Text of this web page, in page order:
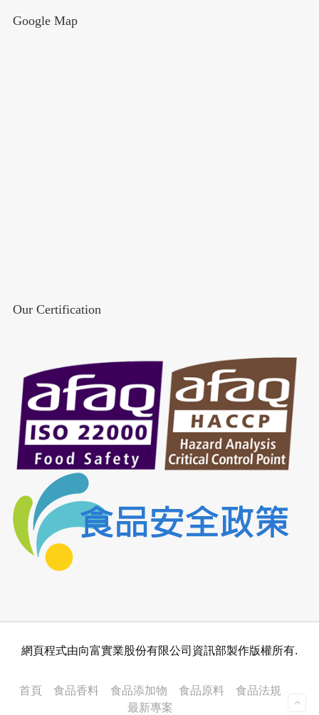
Google Map
Our Certification
網頁程式由向富實業股份有限公司資訊部製作版權所有.
首頁 食品香料 食品添加物 食品原料
食品法規
最新專案